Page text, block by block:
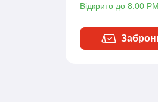
Відкрито до 8:00 PM